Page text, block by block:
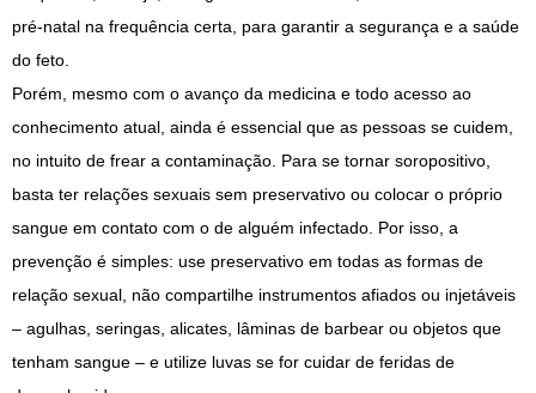
pré-natal na frequência certa, para garantir a segurança e a saúde
do feto.
Porém, mesmo com o avanço da medicina e todo acesso ao
conhecimento atual, ainda é essencial que as pessoas se cuidem,
no intuito de frear a contaminação. Para se tornar soropositivo,
basta ter relações sexuais sem preservativo ou colocar o próprio
sangue em contato com o de alguém infectado. Por isso, a
prevenção é simples: use preservativo em todas as formas de
relação sexual, não compartilhe instrumentos afiados ou injetáveis
– agulhas, seringas, alicates, lâminas de barbear ou objetos que
tenham sangue – e utilize luvas se for cuidar de feridas de